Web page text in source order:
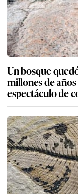
Un bosque
millones de
espectáculo de